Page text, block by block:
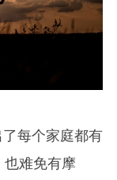
每个家庭都有
也难免有摩